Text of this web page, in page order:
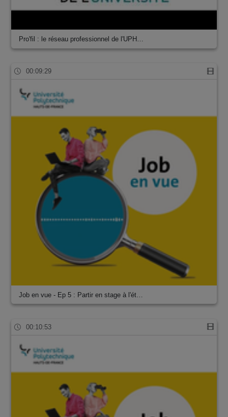
Pro'fil : le réseau professionnel de l'UPH…
00:09:29
Job en vue - Ep 5 : Partir en stage à l'ét…
00:10:53